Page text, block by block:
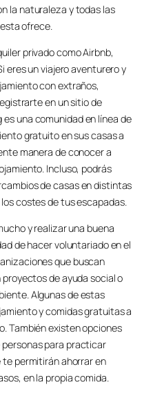
la naturaleza y todas las
ofrece.
privado como Airbnb,
eres un viajero aventurero y
con extraños,
en un sitio de
una comunidad en línea de
gratuito en sus casas a
manera de conocer a
Incluso, podrás
de casas en distintas
costes de tus escapadas.
y realizar una buena
de hacer voluntariado en el
que buscan
de ayuda social o
Algunas de estas
y comidas gratuitas a
También existen opciones
para practicar
te permitirán ahorrar en
en la propia comida.